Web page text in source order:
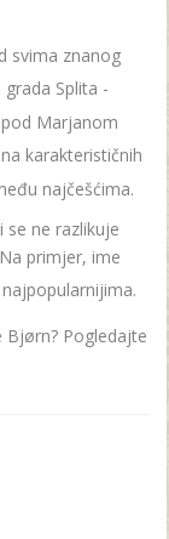
svima znanog
Splita -
Marjanom
karakterističnih
najčešćima.
ne razlikuje
primjer, ime
Pogledajte